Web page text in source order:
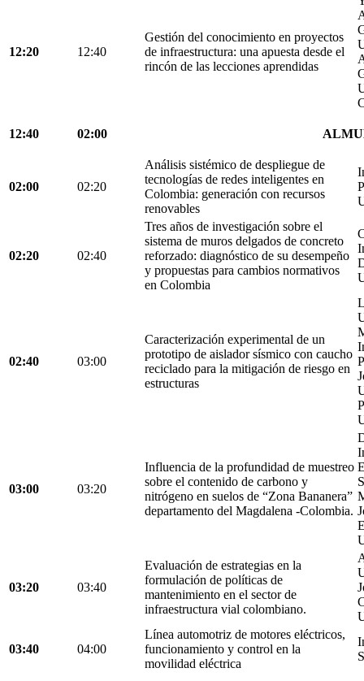
12:20 12:40
Gestión del conocimiento en proyectos
de infraestructura: una apuesta desde el
rincón de las lecciones aprendidas
12:40 02:00
02:00 02:20
Análisis sistémico de despliegue de
tecnologías de redes inteligentes en
Colombia: generación con recursos
renovables
02:20 02:40
Tres años de investigación sobre el
sistema de muros delgados de concreto
reforzado: diagnóstico de su desempeño
y propuestas para cambios normativos
en Colombia
02:40 03:00
Caracterización experimental de un
prototipo de aislador sísmico con caucho
reciclado para la mitigación de riesgo en
estructuras
03:00 03:20
Influencia de la profundidad de muestreo
sobre el contenido de carbono y
nitrógeno en suelos de “Zona Bananera”
departamento del Magdalena -Colombia.
03:20 03:40
Evaluación de estrategias en la
formulación de políticas de
mantenimiento en el sector de
infraestructura vial colombiano.
03:40 04:00
Línea automotriz de motores eléctricos,
funcionamiento y control en la
movilidad eléctrica